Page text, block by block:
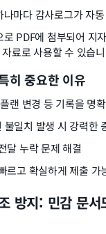
마다 감사로그가 자
PDF에 첨부되어 지
료로 사용할 수 있습
히 중요한 이유
랜 변경 등 기록을 명
불일치 발생 시 강력한
달 누락 문제 해결
르고 확실하게 제출 가
방지: 민감 문